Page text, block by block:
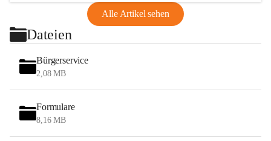
Alle Artikel sehen
Dateien
Bürgerservice
2,08 MB
Formulare
8,16 MB